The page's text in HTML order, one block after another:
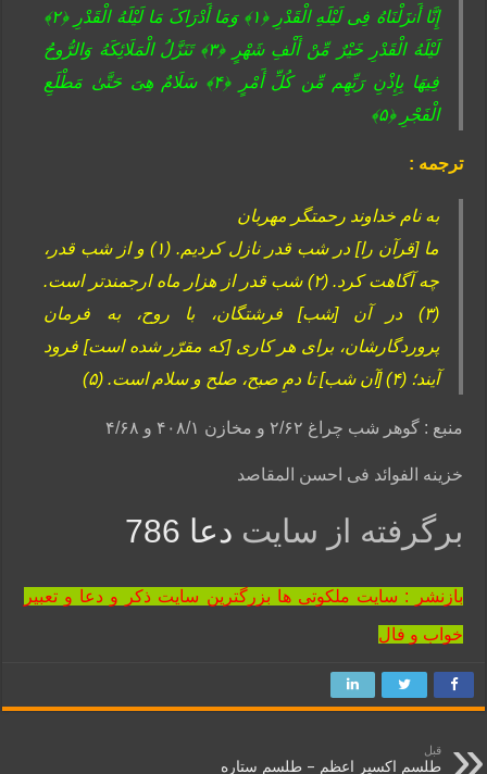
إِنَّا أَنزَلْنَاهُ فِى لَیْلَهِ الْقَدْرِ‌ ﴿١﴾ وَمَا أَدْرَ‌اکَ مَا لَیْلَهُ الْقَدْرِ‌ ﴿٢﴾
لَیْلَهُ الْقَدْرِ‌ خَیْرٌ‌ مِّنْ أَلْفِ شَهْرٍ‌ ﴿٣﴾ تَنَزَّلُ الْمَلَائِکَهُ وَالرُّ‌وحُ
فِیهَا بِإِذْنِ رَ‌بِّهِم مِّن کُلِّ أَمْرٍ‌ ﴿۴﴾ سَلَامٌ هِىَ حَتَّىٰ مَطْلَعِ
الْفَجْرِ‌ ﴿۵﴾
ترجمه :
به نام خداوند رحمتگر مهربان
ما [قرآن را] در شب قدر نازل کردیم. (۱) و از شب قدر،
چه آگاهت کرد. (۲) شب قدر از هزار ماه ارجمندتر است.
(۳) در آن [شب‌] فرشتگان، با روح، به فرمان
پروردگارشان، براى هر کارى [که مقرّر شده است‌] فرود
آیند؛ (۴) [آن شب‌] تا دمِ صبح، صلح و سلام است. (۵)
منبع : گوهر شب چراغ ۲/۶۲ و مخازن ۴۰۸/۱ و ۴/۶۸
خزینه الفوائد فی احسن المقاصد
برگرفته از سایت دعا 786
بازنشر : سایت ملکوتی ها بزرگترین سایت ذکر و دعا و تعبیر
خواب و فال
قبل
طلسم اکسیر اعظم – طلسم ستاره